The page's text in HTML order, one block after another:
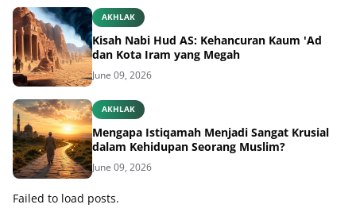
AKHLAK
Kisah Nabi Hud AS: Kehancuran Kaum 'Ad
dan Kota Iram yang Megah
June 09, 2026
AKHLAK
Mengapa Istiqamah Menjadi Sangat Krusial
dalam Kehidupan Seorang Muslim?
June 09, 2026
Failed to load posts.